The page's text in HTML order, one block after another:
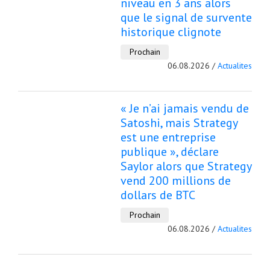
que le signal de survente
historique clignote
Prochain
06.08.2026 /Actualites
« Je n’ai jamais vendu de
Satoshi, mais Strategy
est une entreprise
publique », déclare
Saylor alors que Strategy
vend 200 millions de
dollars de BTC
Prochain
06.08.2026 /Actualites